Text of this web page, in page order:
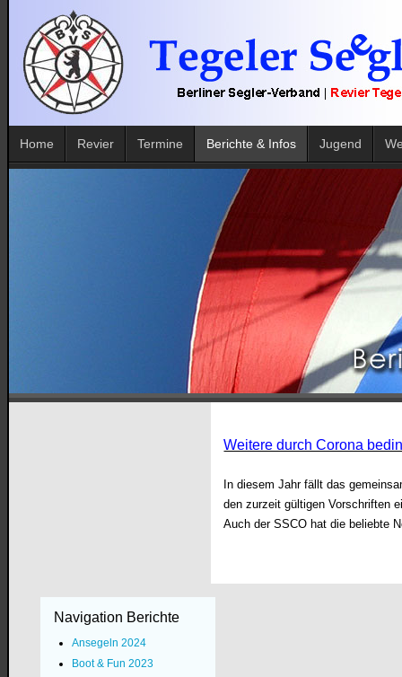
Home Revier Termine Berichte & Infos Jugend
Weitere durch Corona
In diesem Jahr fällt das
den zurzeit gültigen Vorschriften
Auch der SSCO hat die beliebte
Navigation Berichte
Ansegeln 2024
Boot & Fun 2023